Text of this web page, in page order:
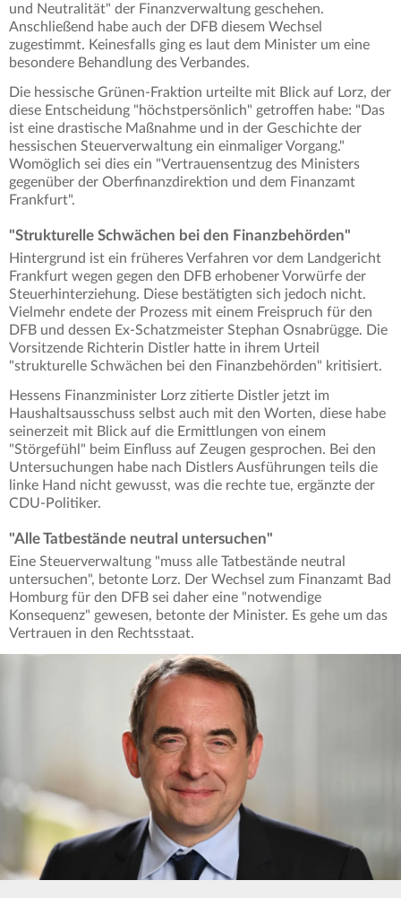
und Neutralität" der Finanzverwaltung geschehen.
Anschließend habe auch der DFB diesem Wechsel
zugestimmt. Keinesfalls ging es laut dem Minister um eine
besondere Behandlung des Verbandes.
Die hessische Grünen-Fraktion urteilte mit Blick auf Lorz, der
diese Entscheidung "höchstpersönlich" getroffen habe: "Das
ist eine drastische Maßnahme und in der Geschichte der
hessischen Steuerverwaltung ein einmaliger Vorgang."
Womöglich sei dies ein "Vertrauensentzug des Ministers
gegenüber der Oberfinanzdirektion und dem Finanzamt
Frankfurt".
"Strukturelle Schwächen bei den Finanzbehörden"
Hintergrund ist ein früheres Verfahren vor dem Landgericht
Frankfurt wegen gegen den DFB erhobener Vorwürfe der
Steuerhinterziehung. Diese bestätigten sich jedoch nicht.
Vielmehr endete der Prozess mit einem Freispruch für den
DFB und dessen Ex-Schatzmeister Stephan Osnabrügge. Die
Vorsitzende Richterin Distler hatte in ihrem Urteil
"strukturelle Schwächen bei den Finanzbehörden" kritisiert.
Hessens Finanzminister Lorz zitierte Distler jetzt im
Haushaltsausschuss selbst auch mit den Worten, diese habe
seinerzeit mit Blick auf die Ermittlungen von einem
"Störgefühl" beim Einfluss auf Zeugen gesprochen. Bei den
Untersuchungen habe nach Distlers Ausführungen teils die
linke Hand nicht gewusst, was die rechte tue, ergänzte der
CDU-Politiker.
"Alle Tatbestände neutral untersuchen"
Eine Steuerverwaltung "muss alle Tatbestände neutral
untersuchen", betonte Lorz. Der Wechsel zum Finanzamt Bad
Homburg für den DFB sei daher eine "notwendige
Konsequenz" gewesen, betonte der Minister. Es gehe um das
Vertrauen in den Rechtsstaat.